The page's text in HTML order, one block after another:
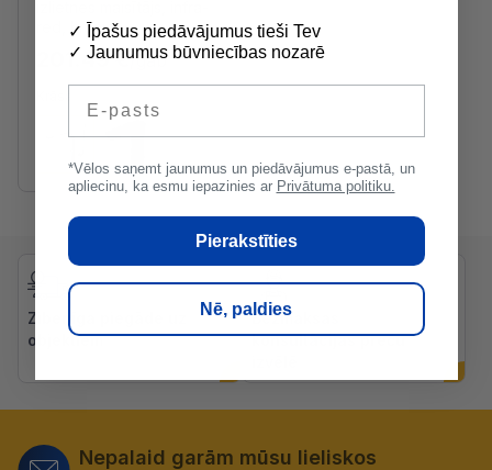
red, hroms
201.49 €/gab
Zibenīga piegāde uz
objektiem
Bezmaksas
konsultācijas preču
Nepalaid garām mūsu lieliskos
✓ Īpašus piedāvājumus tieši Tev
✓ Jaunumus būvniecības nozarē
*Vēlos saņemt jaunumus un piedāvājumus e-pastā, un
apliecinu, ka esmu iepazinies ar Privātuma politiku.
Pierakstīties
Nē, paldies